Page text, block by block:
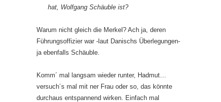
hat, Wolfgang Schäuble ist?
Warum nicht gleich die Merkel? Ach ja, deren
Führungsoffizier war -laut Danischs Überlegungen-
ja ebenfalls Schäuble.
Komm´ mal langsam wieder runter, Hadmut…
versuch´s mal mit ner Frau oder so, das könnte
durchaus entspannend wirken. Einfach mal